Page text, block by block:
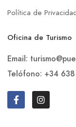
Política de
Oficina de Turismo
Email:
Telófono: +34